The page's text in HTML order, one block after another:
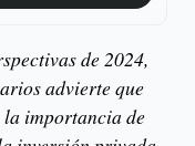
de 2024,
advierte que
la importancia de